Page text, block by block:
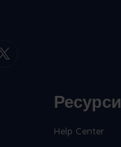
Ресурси
Help Center